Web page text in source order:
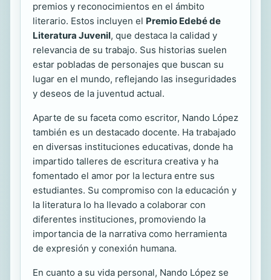
premios y reconocimientos en el ámbito
literario. Estos incluyen el Premio Edebé de
Literatura Juvenil, que destaca la calidad y
relevancia de su trabajo. Sus historias suelen
estar pobladas de personajes que buscan su
lugar en el mundo, reflejando las inseguridades
y deseos de la juventud actual.
Aparte de su faceta como escritor, Nando López
también es un destacado docente. Ha trabajado
en diversas instituciones educativas, donde ha
impartido talleres de escritura creativa y ha
fomentado el amor por la lectura entre sus
estudiantes. Su compromiso con la educación y
la literatura lo ha llevado a colaborar con
diferentes instituciones, promoviendo la
importancia de la narrativa como herramienta
de expresión y conexión humana.
En cuanto a su vida personal, Nando López se